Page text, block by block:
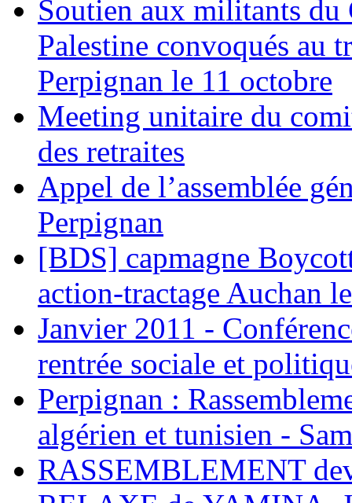
Soutien aux militants
Palestine convoqués au
Perpignan le 11 octobre
Meeting unitaire du
des retraites
Appel de l’assemblée
Perpignan
[BDS] capmagne
action-tractage Auchan
Janvier 2011 -
rentrée sociale et
Perpignan :
algérien et tunisien -
RASSEMBLEMENT